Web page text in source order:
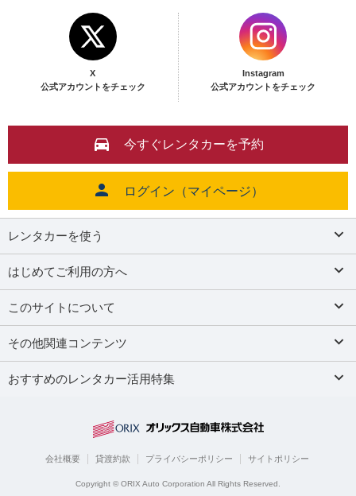
X
公式アカウントをチェック
Instagram
公式アカウントをチェック
今すぐレンタカーを予約
ログイン（マイページ）
レンタカーを使う
はじめてご利用の方へ
このサイトについて
その他関連コンテンツ
おすすめのレンタカー活用特集
会社概要 貸渡約款 プライバシーポリシー サイトポリシー
Copyright © ORIX Auto Corporation All Rights Reserved.